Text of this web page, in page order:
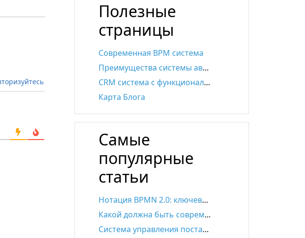
Полезные
страницы
Современная BPM система
Преимущества системы автоматизации бизнес-процессов
CRM система с функционалом BPMS
Карта Блога
Самые
популярные
статьи
Нотация BPMN 2.0: ключевые элементы и описание
Какой должна быть современная SRM-система?
Система управления поставками и цепями поставок: задачи, функции, автоматизация, выбор решения